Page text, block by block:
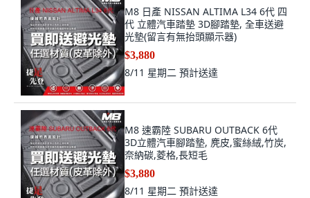
M8 日產 NISSAN ALTIMA L34 6代 四
代 立體汽車踏墊 3D腳踏墊, 全車送避
光墊(留言有無抬頭顯示器)
$3,880
8/11 星期二 預計送達
M8 速霸陸 SUBARU OUTBACK 6代
3D立體汽車腳踏墊, 麂皮,蜜絲絨,竹炭,
奈納碳,菱格,長短毛
$3,880
8/11 星期二 預計送達